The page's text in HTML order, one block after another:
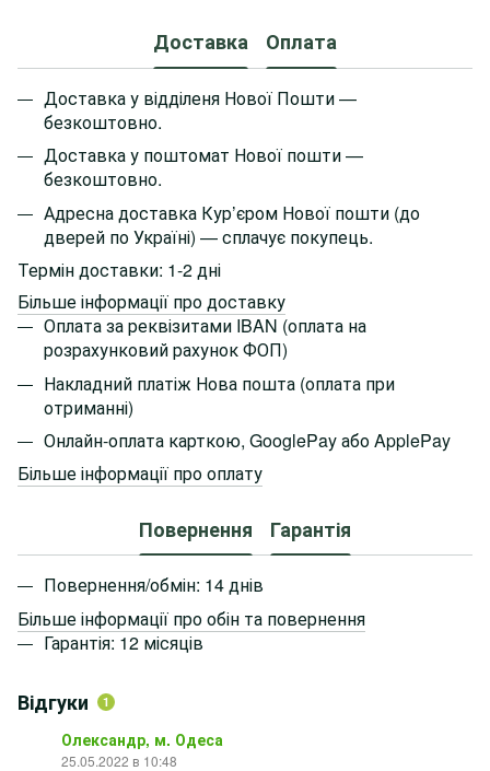
Доставка Оплата
Доставка у відділеня Нової Пошти —
безкоштовно.
Доставка у поштомат Нової пошти —
безкоштовно.
Адресна доставка Кур’єром Нової пошти (до
дверей по Україні) — сплачує покупець.
Термін доставки: 1-2 дні
Більше інформації про доставку
Оплата за реквізитами IBAN (оплата на
розрахунковий рахунок ФОП)
Накладний платіж Нова пошта (оплата при
отриманні)
Онлайн-оплата карткою, GooglePay або ApplePay
Більше інформації про оплату
Повернення Гарантія
Повернення/обмін: 14 днів
Більше інформації про обін та повернення
Гарантія: 12 місяців
Відгуки 1
Олександр, м. Одеса
25.05.2022 в 10:48